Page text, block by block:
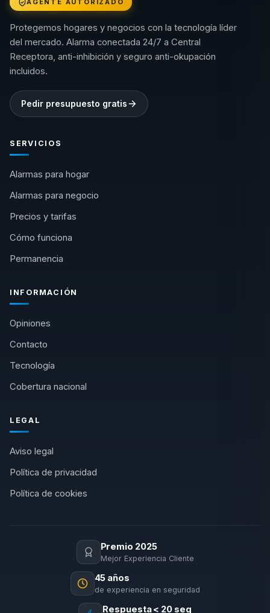
AGENTE AUTORIZADO
Protegemos hogares y negocios con la tecnología líder
del mercado. Alarma conectada 24/7 a Central
Receptora, anti-inhibición y seguro anti-okupación
incluidos.
Pedir presupuesto gratis
SERVICIOS
Alarmas para hogar
Alarmas para negocio
Precios y tarifas
Cómo funciona
Permanencia
INFORMACIÓN
Opiniones
Contacto
Tecnología
Cobertura nacional
LEGAL
Aviso legal
Política de privacidad
Política de cookies
Premio 2025
Mejor Experiencia Cliente
45 años
de experiencia en seguridad
Respuesta < 20 seg